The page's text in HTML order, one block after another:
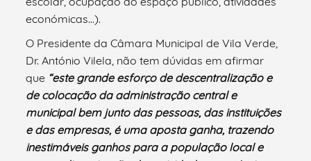
económicas…).
O Presidente da Câmara Municipal de Vila Verde,
Dr. António Vilela, não tem dúvidas em afirmar
que “este grande esforço de descentralização e
de colocação da administração central e
municipal bem junto das pessoas, das instituições
e das empresas, é uma aposta ganha, trazendo
inestimáveis ganhos para a população local e